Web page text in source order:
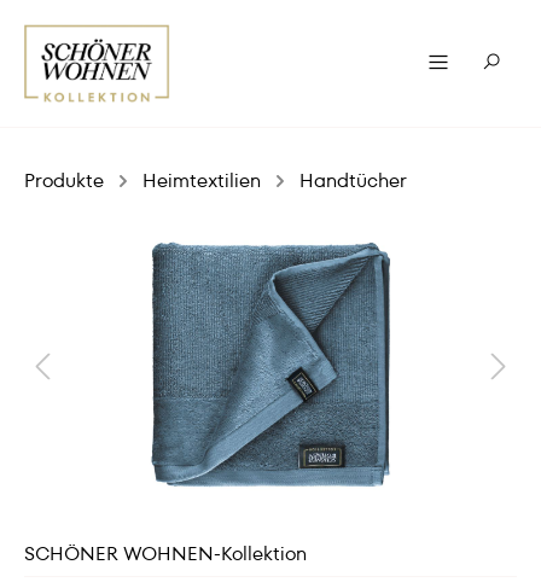
Produkte Heimtextilien Handtücher
SCHÖNER WOHNEN-Kollektion